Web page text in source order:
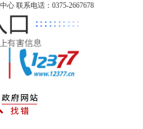
心 联系电话：0375-2667678